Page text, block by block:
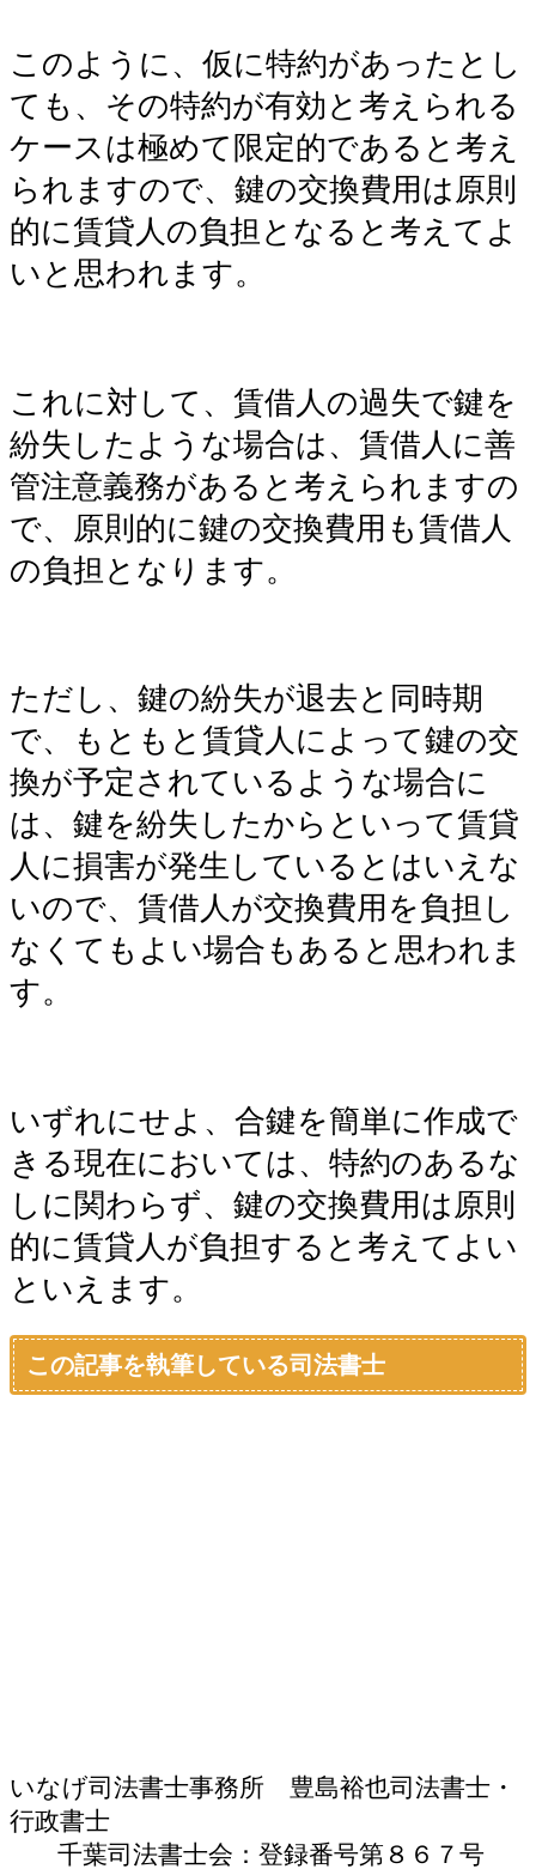
このように、仮に特約があったとし
ても、その特約が有効と考えられる
ケースは極めて限定的であると考え
られますので、鍵の交換費用は原則
的に賃貸人の負担となると考えてよ
いと思われます。
これに対して、賃借人の過失で鍵を
紛失したような場合は、賃借人に善
管注意義務があると考えられますの
で、原則的に鍵の交換費用も賃借人
の負担となります。
ただし、鍵の紛失が退去と同時期
で、もともと賃貸人によって鍵の交
換が予定されているような場合に
は、鍵を紛失したからといって賃貸
人に損害が発生しているとはいえな
いので、賃借人が交換費用を負担し
なくてもよい場合もあると思われま
す。
いずれにせよ、合鍵を簡単に作成で
きる現在においては、特約のあるな
しに関わらず、鍵の交換費用は原則
的に賃貸人が負担すると考えてよい
といえます。
この記事を執筆している司法書士
いなげ司法書士事務所 豊島裕也司法書士・
行政書士
千葉司法書士会：登録番号第８６７号